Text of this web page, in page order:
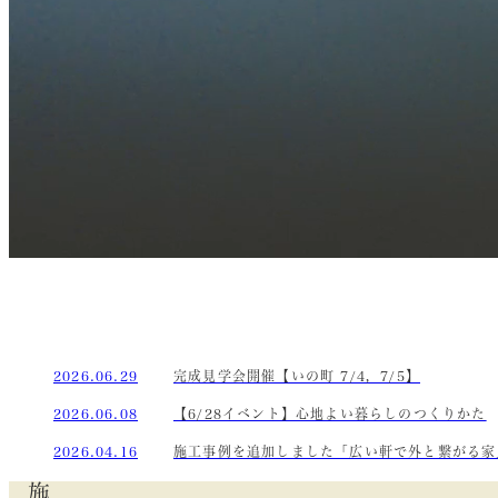
2026.06.29 完成見学会開催【いの町 7/4，7/5】
2026.06.08 【6/28イベント】心地よい暮らしのつくりかた
2026.04.16 施工事例を追加しました「広い軒で外と繋がる